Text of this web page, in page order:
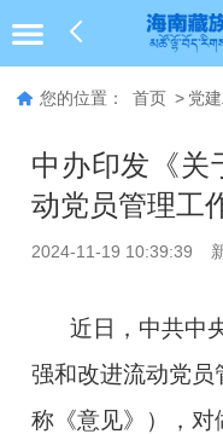
您的位置： 首页 > 党
中办印发《关
动党员管理工
2024-11-19 10:39:39
近日，中共中
强和改进流动党员
称《意见》），对